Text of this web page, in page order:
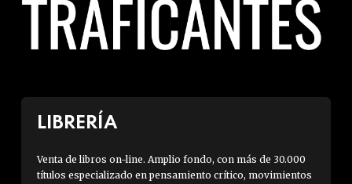
LIBRERÍA
Venta de libros on-line. Amplio fondo, con más de 30.000
títulos especializado en pensamiento crítico, movimientos